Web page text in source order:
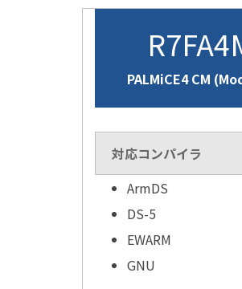
PALMiCE4 CM
対応コンパイラ
ArmDS
DS-5
EWARM
GNU